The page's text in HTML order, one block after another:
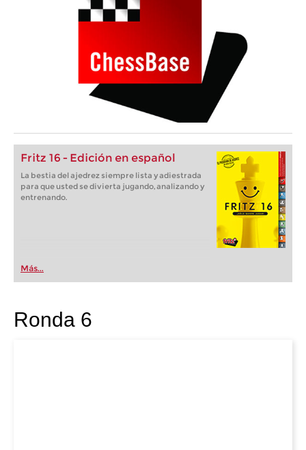
Fritz 16 - Edición en español
La bestia del ajedrez siempre lista y adiestrada
para que usted se divierta jugando, analizando y
entrenando.
Más...
Ronda 6